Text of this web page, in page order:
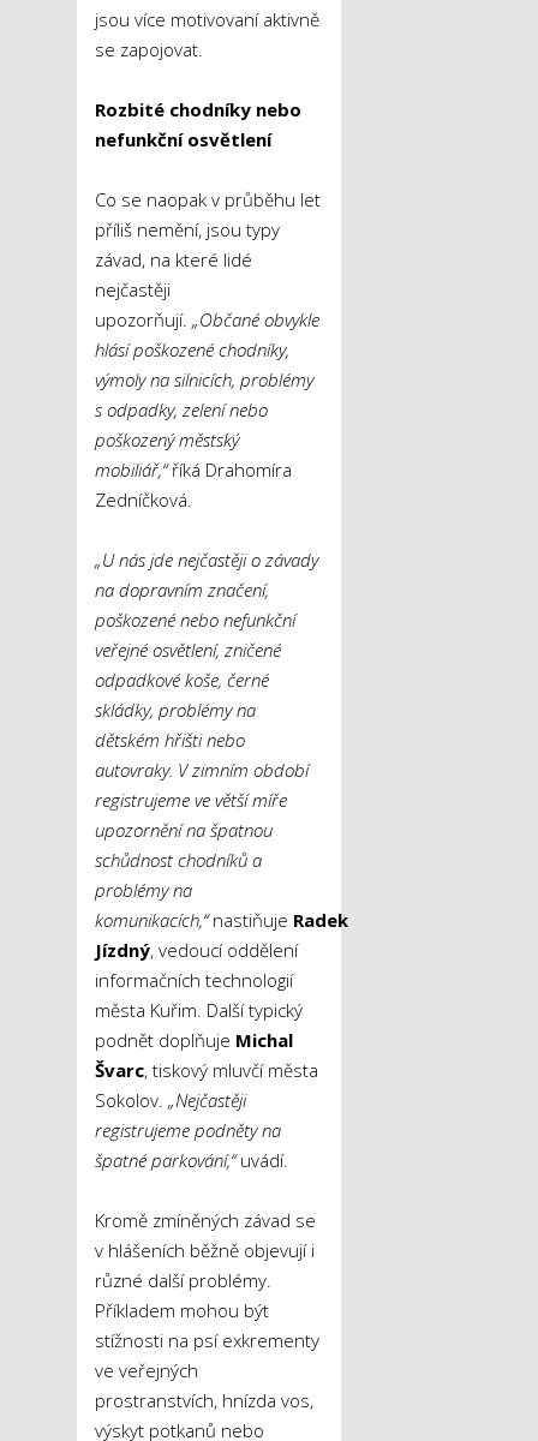
jsou více motivovaní aktivně
se zapojovat.
Rozbité chodníky nebo
nefunkční osvětlení
Co se naopak v průběhu let
příliš nemění, jsou typy
závad, na které lidé
nejčastěji
upozorňují. „Občané obvykle
hlásí poškozené chodníky,
výmoly na silnicích, problémy
s odpadky, zelení nebo
poškozený městský
mobiliář,“říká Drahomíra
Zedníčková.
„U nás jde nejčastěji o závady
na dopravním značení,
poškozené nebo nefunkční
veřejné osvětlení, zničené
odpadkové koše, černé
skládky, problémy na
dětském hřišti nebo
autovraky. V zimním období
registrujeme ve větší míře
upozornění na špatnou
schůdnost chodníků a
problémy na
komunikacích,“nastiňuje Radek
Jízdný, vedoucí oddělení
informačních technologií
města Kuřim. Další typický
podnět doplňuje Michal
Švarc, tiskový mluvčí města
Sokolov. „Nejčastěji
registrujeme podněty na
špatné parkování,“uvádí.
Kromě zmíněných závad se
v hlášeních běžně objevují i
různé další problémy.
Příkladem mohou být
stížnosti na psí exkrementy
ve veřejných
prostranstvích, hnízda vos,
výskyt potkanů nebo